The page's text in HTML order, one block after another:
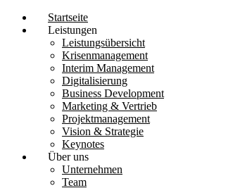
Startseite
Leistungen
Leistungsübersicht
Krisen­management
Interim Management
Digitalisierung
Business Development
Marketing & Vertrieb
Projektmanagement
Vision & Strategie
Keynotes
Über uns
Unternehmen
Team